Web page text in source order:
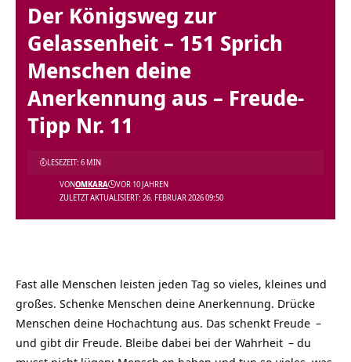
Der Königsweg zur
Gelassenheit – 151 Sprich
Menschen deine
Anerkennung aus – Freude-
Tipp Nr. 11
ZULETZT AKTUALISIERT: 26. FEBRUAR 2026 09:50
VONOMKARA VOR 10 JAHREN
LESEZEIT: 6 MIN
Fast alle Menschen leisten jeden Tag so vieles, kleines und
großes. Schenke Menschen deine Anerkennung. Drücke
Menschen deine Hochachtung aus. Das schenkt Freude –
und gibt dir Freude. Bleibe dabei bei der Wahrheit – du